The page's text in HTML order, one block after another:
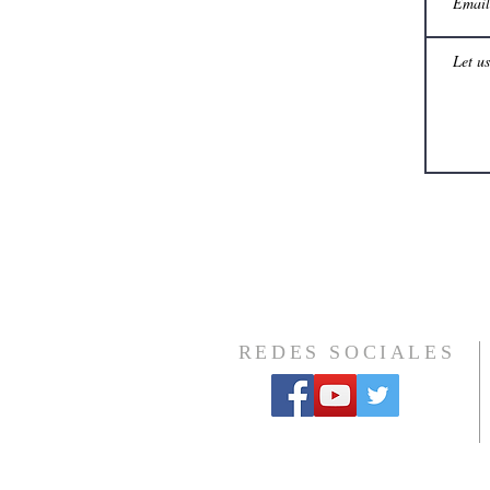
REDES SOCIALES